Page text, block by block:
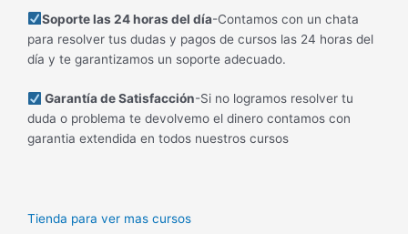
Soporte las 24 horas del día-Contamos con un chata
para resolver tus dudas y pagos de cursos las 24 horas del
día y te garantizamos un soporte adecuado.
Garantía de Satisfacción-Si no logramos resolver tu
duda o problema te devolvemo el dinero contamos con
garantia extendida en todos nuestros cursos
Tienda para ver mas cursos